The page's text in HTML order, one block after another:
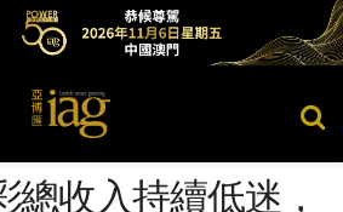
總收入持續低迷，